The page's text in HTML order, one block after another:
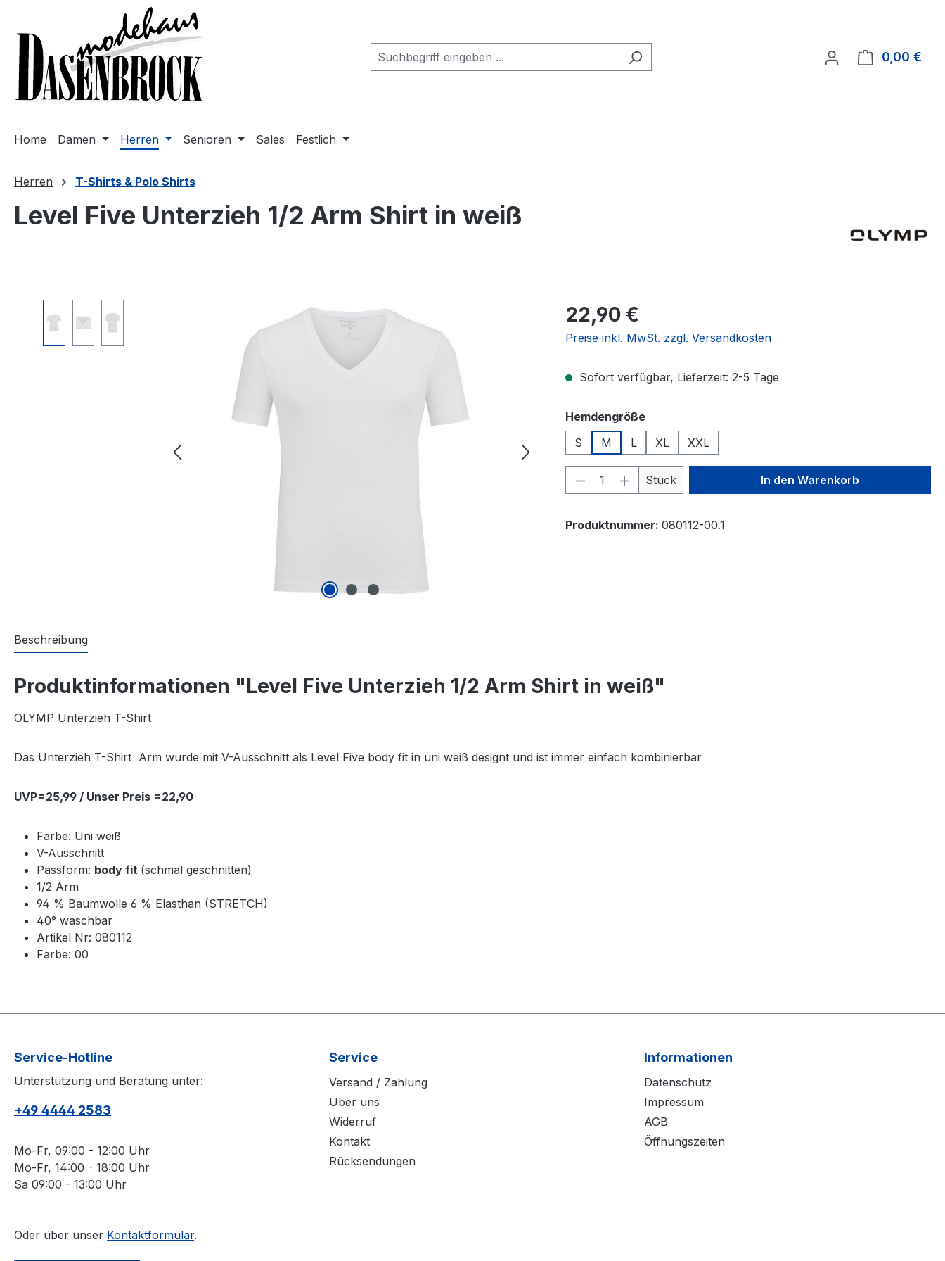
Hauptinhalt springen
Zur Hauptnavigation springen
0,00 €
Home Damen Herren Senioren Sales Festlich
Herren T-Shirts & Polo Shirts
Level Five Unterzieh 1/2 Arm Shirt in weiß
Regulärer Preis:
22,90 €
Preise inkl. MwSt. zzgl. Versandkosten
Sofort verfügbar, Lieferzeit: 2-5 Tage
Hemdengrößeauswählen
S
M L XL XXL
Produkt Anzahl: Gib den gewünschten Wert
Stück In den Warenkorb
Produktnummer: 080112-00.1
Beschreibung
Produktinformationen "Level Five Unterzieh 1/2 Arm Shirt in weiß"
OLYMP Unterzieh T-Shirt
Das Unterzieh T-Shirt Arm wurde mit V-Ausschnitt als Level Five body fit in uni weiß designt und ist immer einfach kombinierbar
UVP=25,99 / Unser Preis =22,90
Farbe: Uni weiß
V-Ausschnitt
Passform: body fit (schmal geschnitten)
1/2 Arm
94 % Baumwolle 6 % Elasthan (STRETCH)
40° waschbar
Artikel Nr: 080112
Farbe: 00
Service-Hotline
Unterstützung und Beratung unter:
+49 4444 2583
Mo-Fr, 09:00 - 12:00 Uhr
Mo-Fr, 14:00 - 18:00 Uhr
Sa 09:00 - 13:00 Uhr
Oder über unser Kontaktformular.
Service
Versand / Zahlung
Über uns
Widerruf
Kontakt
Rücksendungen
Informationen
Datenschutz
Impressum
AGB
Öffnungszeiten